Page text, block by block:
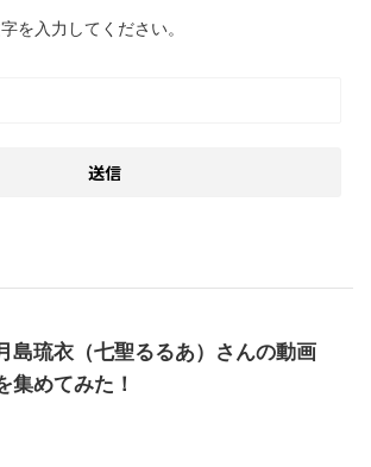
を入力してください。
島琉衣（七聖るるあ）さんの動画
集めてみた！